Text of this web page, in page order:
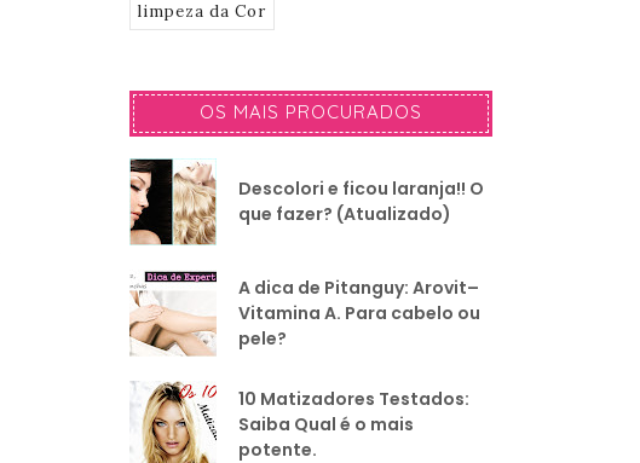
limpeza da Cor
OS MAIS PROCURADOS
Descolori e ficou laranja!! O
que fazer? (Atualizado)
A dica de Pitanguy: Arovit–
Vitamina A. Para cabelo ou
pele?
10 Matizadores Testados:
Saiba Qual é o mais
potente.